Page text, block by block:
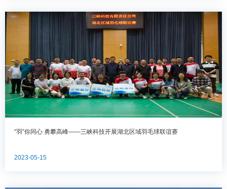
“羽”你同心 勇攀高峰——三峡科技开展湖北区域羽毛球联谊赛
2023-05-15